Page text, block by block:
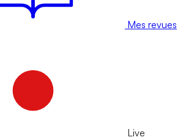
Mes revues
Live